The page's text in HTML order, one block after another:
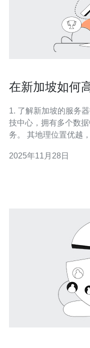
在新加坡如何
1. 了解新加坡的服务器托管优势 新加坡
技中心，拥有多个数
务。 其地理位置优越，网络基础设施发达，具备低延迟和
平均为每秒188.4 Mbps，远
2025年11月28日